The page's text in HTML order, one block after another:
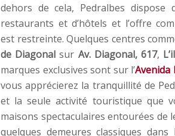
dehors de cela, Pedralbes dispose
restaurants et d’hôtels et l’offre
est restreinte. Quelques centres
de Diagonal sur Av. Diagonal, 617,
marques exclusives sont sur l’Avenida
vous apprécierez la tranquillité de
et la seule activité touristique que
maisons spectaculaires entourées de
quelques demeures classiques